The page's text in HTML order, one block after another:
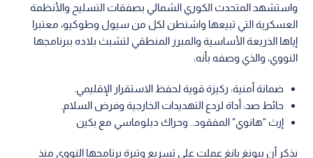
واستشهد المتحدث الكوري الشمالي بصفقات التسليح والأنظمة
العسكرية التي تبيعها واشنطن لكل من سيول وطوكيو، معتبرا
إياها الذريعة الأساسية والمبرر المنطقي لتشبث بلاده ببرنامجها
النووي، والذي وصفه بأنه:
ضمانة أمنية: ركيزة قوية لحفظ الاستقرار الإقليمي.
حائط صد: أداة لردع التهديدات الخارجية وفرض السلام.
إرث "هانوي" المفقود.. وحراك دبلوماسي مع بكين
يذكر أن بيونغ يانغ عملت على تسريع وتيرة برنامجها النووي منذ